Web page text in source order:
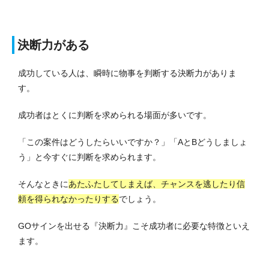
決断力がある
成功している人は、瞬時に物事を判断する決断力がありま
す。
成功者はとくに判断を求められる場面が多いです。
「この案件はどうしたらいいですか？」「AとBどうしましょ
う」と今すぐに判断を求められます。
そんなときにあたふたしてしまえば、チャンスを逃したり信
頼を得られなかったりするでしょう。
GOサインを出せる『決断力』こそ成功者に必要な特徴といえ
ます。